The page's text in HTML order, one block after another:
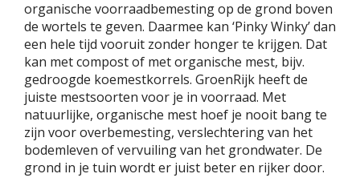
organische voorraadbemesting op de grond boven
de wortels te geven. Daarmee kan ‘Pinky Winky’ dan
een hele tijd vooruit zonder honger te krijgen. Dat
kan met compost of met organische mest, bijv.
gedroogde koemestkorrels. GroenRijk heeft de
juiste mestsoorten voor je in voorraad. Met
natuurlijke, organische mest hoef je nooit bang te
zijn voor overbemesting, verslechtering van het
bodemleven of vervuiling van het grondwater. De
grond in je tuin wordt er juist beter en rijker door.